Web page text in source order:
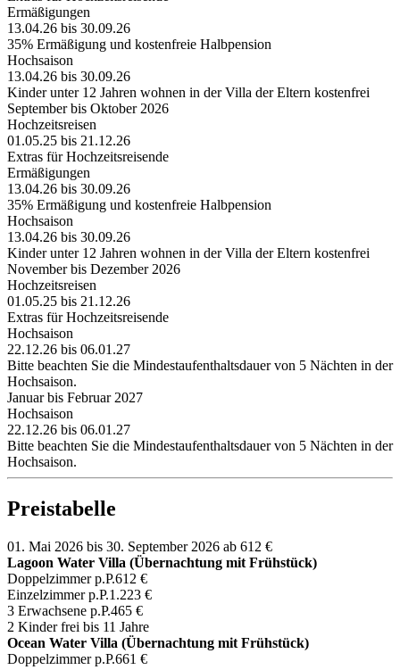
Ermäßigungen
13.04.26 bis 30.09.26
35% Ermäßigung und kostenfreie Halbpension
Hochsaison
13.04.26 bis 30.09.26
Kinder unter 12 Jahren wohnen in der Villa der Eltern kostenfrei
September bis Oktober 2026
Hochzeitsreisen
01.05.25 bis 21.12.26
Extras für Hochzeitsreisende
Ermäßigungen
13.04.26 bis 30.09.26
35% Ermäßigung und kostenfreie Halbpension
Hochsaison
13.04.26 bis 30.09.26
Kinder unter 12 Jahren wohnen in der Villa der Eltern kostenfrei
November bis Dezember 2026
Hochzeitsreisen
01.05.25 bis 21.12.26
Extras für Hochzeitsreisende
Hochsaison
22.12.26 bis 06.01.27
Bitte beachten Sie die Mindestaufenthaltsdauer von 5 Nächten in der
Hochsaison.
Januar bis Februar 2027
Hochsaison
22.12.26 bis 06.01.27
Bitte beachten Sie die Mindestaufenthaltsdauer von 5 Nächten in der
Hochsaison.
Preistabelle
01. Mai 2026 bis 30. September 2026 ab 612 €
Lagoon Water Villa (Übernachtung mit Frühstück)
Doppelzimmer p.P.612 €
Einzelzimmer p.P.1.223 €
3 Erwachsene p.P.465 €
2 Kinder frei bis 11 Jahre
Ocean Water Villa (Übernachtung mit Frühstück)
Doppelzimmer p.P.661 €